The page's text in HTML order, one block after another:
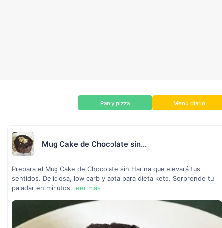
Pan y pizza Menú diario
Mug Cake de Chocolate sin...
Prepara el Mug Cake de Chocolate sin Harina que elevará tus
sentidos. Deliciosa, low carb y apta para dieta keto. Sorprende tu
paladar en minutos. leer más